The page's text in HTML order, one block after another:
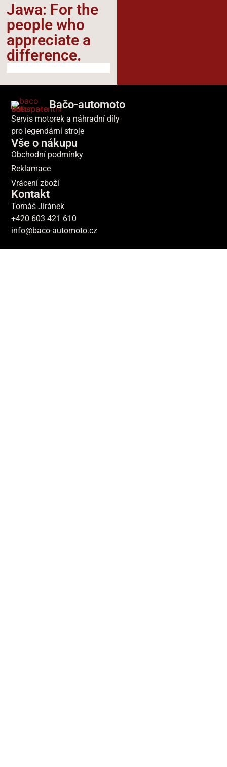
Jawa: For the
people who
appreciate a
difference.​
Bačo-automoto
Servis motorek a náhradní díly
pro legendární stroje
Vše o nákupu
Obchodní podmínky
Reklamace
Vrácení zboží
Kontakt
Tomáš Jiránek
+420 603 421 610
info@baco-automoto.cz